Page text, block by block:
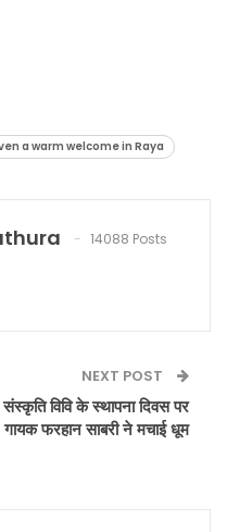
a warm welcome in Raya
14088 Posts
NEXT POST
संस्कृति विवि के स्थापना दिवस पर
गायक फरहान साबरी ने मचाई धूम